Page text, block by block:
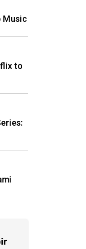
Music
to